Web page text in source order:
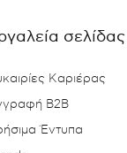
σελίδας
Καριέρας
B2B
Έντυπα